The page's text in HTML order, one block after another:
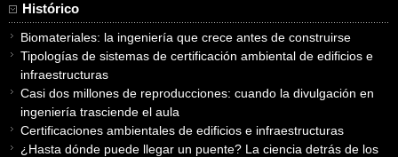
Histórico
Biomateriales: la ingeniería que crece antes de construirse
Tipologías de sistemas de certificación ambiental de edificios e
infraestructuras
Casi dos millones de reproducciones: cuando la divulgación en
ingeniería trasciende el aula
Certificaciones ambientales de edificios e infraestructuras
¿Hasta dónde puede llegar un puente? La ciencia detrás de los